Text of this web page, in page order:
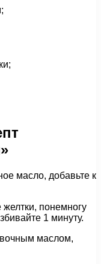
масло, добавьте к
понемногу
1 минуту.
маслом,